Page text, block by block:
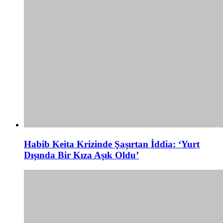
Habib Keita Krizinde Şaşırtan İddia: ‘Yurt
Dışında Bir Kıza Aşık Oldu’